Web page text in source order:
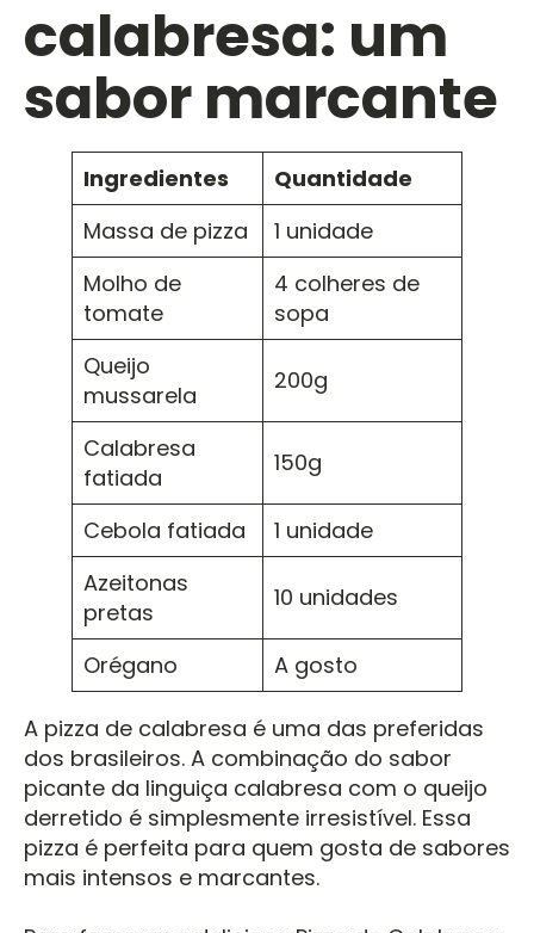
calabresa: um
sabor marcante
Ingredientes
Quantidade
Massa de pizza
1 unidade
Molho de
tomate
4 colheres de
sopa
Queijo
mussarela
200g
Calabresa
fatiada
150g
Cebola fatiada
1 unidade
Azeitonas
pretas
10 unidades
Orégano A gosto
A pizza de calabresa é uma das preferidas
dos brasileiros. A combinação do sabor
picante da linguiça calabresa com o queijo
derretido é simplesmente irresistível. Essa
pizza é perfeita para quem gosta de sabores
mais intensos e marcantes.